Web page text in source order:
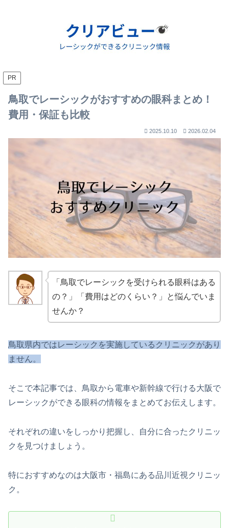
PR
鳥取でレーシックがおすすめの眼科まとめ！
費用・保証も比較
2025.10.10 2026.02.04
「鳥取でレーシックを受けられる眼科はある
の？」「費用はどのくらい？」と悩んでいま
せんか？
鳥取県内ではレーシックを実施しているクリニックがあり
ません。
そこで本記事では、鳥取から電車や新幹線で行ける大阪で
レーシックができる眼科の情報をまとめてお伝えします。
それぞれの違いをしっかり把握し、自分に合ったクリニッ
クを見つけましょう。
特におすすめなのは大阪市・福島にある品川近視クリニッ
ク。